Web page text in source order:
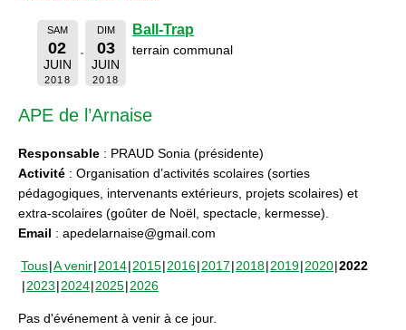
SAM
02
JUIN
2018
DIM
03
JUIN
2018
Ball-Trap
terrain communal
APE de l’Arnaise
Responsable : PRAUD Sonia (présidente)
Activité : Organisation d’activités scolaires (sorties
pédagogiques, intervenants extérieurs, projets scolaires) et
extra-scolaires (goûter de Noël, spectacle, kermesse).
Email : apedelarnaise@gmail.com
Tous A venir 2014 2015 2016 2017 2018 2019 2020 2022
2023 2024 2025 2026
Pas d'événement à venir à ce jour.